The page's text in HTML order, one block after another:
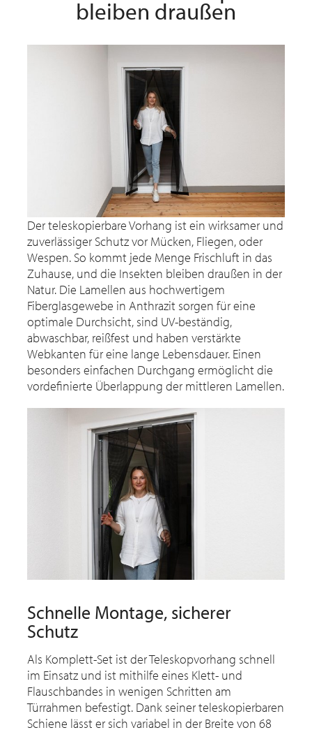
bleiben draußen
Der teleskopierbare Vorhang ist ein wirksamer und
zuverlässiger Schutz vor Mücken, Fliegen, oder
Wespen. So kommt jede Menge Frischluft in das
Zuhause, und die Insekten bleiben draußen in der
Natur. Die Lamellen aus hochwertigem
Fiberglasgewebe in Anthrazit sorgen für eine
optimale Durchsicht, sind UV-beständig,
abwaschbar, reißfest und haben verstärkte
Webkanten für eine lange Lebensdauer. Einen
besonders einfachen Durchgang ermöglicht die
vordefinierte Überlappung der mittleren Lamellen.
Schnelle Montage, sicherer
Schutz
Als Komplett-Set ist der Teleskopvorhang schnell
im Einsatz und ist mithilfe eines Klett- und
Flauschbandes in wenigen Schritten am
Türrahmen befestigt. Dank seiner teleskopierbaren
Schiene lässt er sich variabel in der Breite von 68